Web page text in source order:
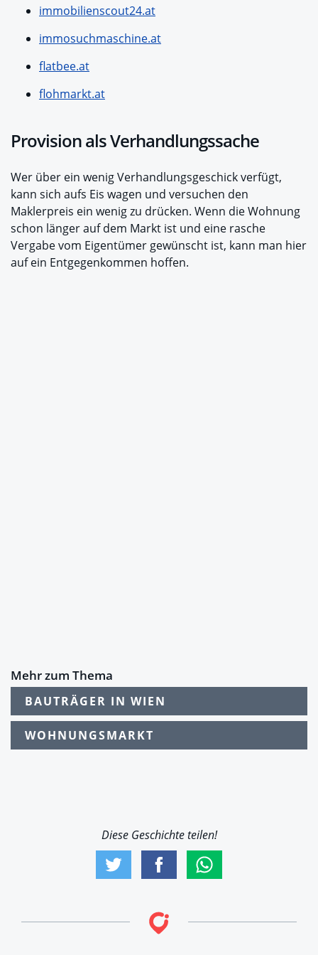
immobilienscout24.at
immosuchmaschine.at
flatbee.at
flohmarkt.at
Provision als Verhandlungssache
Wer über ein wenig Verhandlungsgeschick verfügt,
kann sich aufs Eis wagen und versuchen den
Maklerpreis ein wenig zu drücken. Wenn die Wohnung
schon länger auf dem Markt ist und eine rasche
Vergabe vom Eigentümer gewünscht ist, kann man hier
auf ein Entgegenkommen hoffen.
Mehr zum Thema
BAUTRÄGER IN WIEN
WOHNUNGSMARKT
Diese Geschichte teilen!